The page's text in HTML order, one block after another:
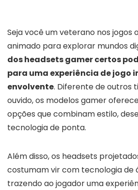
Seja você um veterano nos jogos
animado para explorar mundos
dos headsets gamer certos
para uma experiência de jogo
envolvente. Diferente de outros
ouvido, os modelos gamer
opções que combinam estilo,
tecnologia de ponta.
Além disso, os headsets
costumam vir com tecnologia de
trazendo ao jogador uma